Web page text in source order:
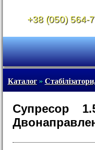
+38 (050) 564-
Каталог»
Супресор